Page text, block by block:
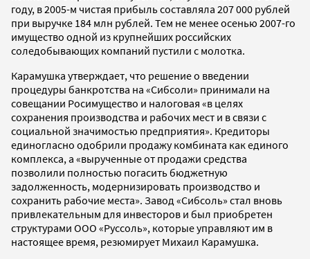
году, в 2005-м чистая прибыль составляла 207 000 рублей
при выручке 184 млн рублей. Тем не менее осенью 2007-го
имущество одной из крупнейших российских
соледобывающих компаний пустили с молотка.
Карамушка утверждает, что решение о введении
процедуры банкротства на «Сибсоли» принимали на
совещании Росимущество и налоговая «в целях
сохранения производства и рабочих мест и в связи с
социальной значимостью предприятия». Кредиторы
единогласно одобрили продажу комбината как единого
комплекса, а «вырученные от продажи средства
позволили полностью погасить бюджетную
задолженность, модернизировать производство и
сохранить рабочие места». Завод «Сибсоль» стал вновь
привлекательным для инвесторов и был приобретен
структурами ООО «Руссоль», которые управляют им в
настоящее время, резюмирует Михаил Карамушка.